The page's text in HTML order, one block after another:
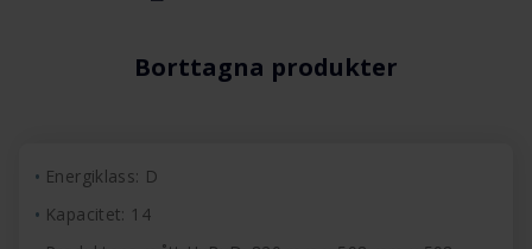
Borttagna produkter
Energiklass: D
Kapacitet: 14